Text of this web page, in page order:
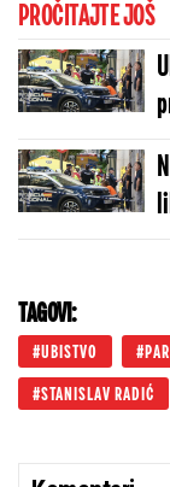
PROČITAJTE JOŠ
TAGOVI:
UBISTVO
STANISLAV RADIĆ